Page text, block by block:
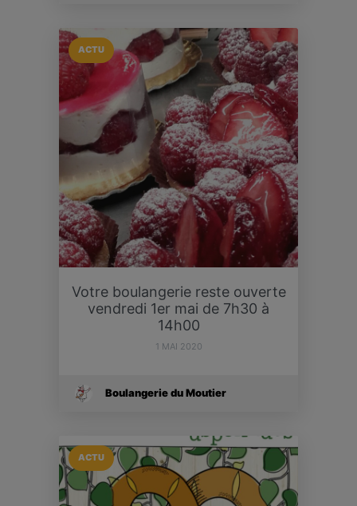
ACTU
Votre boulangerie reste ouverte
vendredi 1er mai de 7h30 à
14h00
1 MAI 2020
Boulangerie du Moutier
ACTU